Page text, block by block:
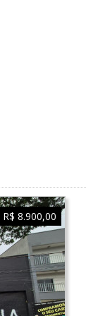
R$ 8.900,00